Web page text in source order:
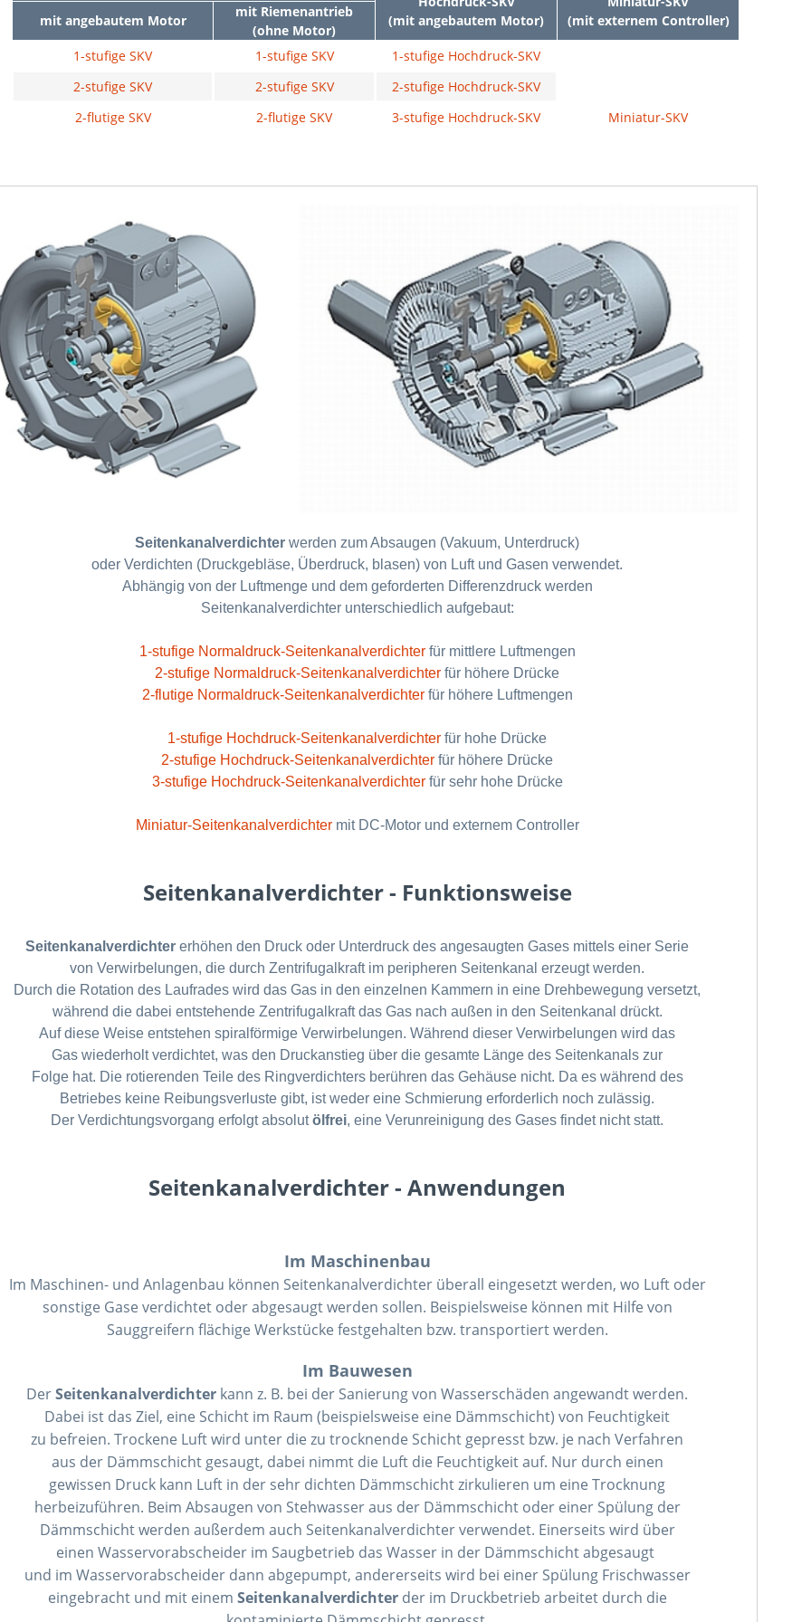
(mit angebautem Motor)
(mit externem Controller)
mit angebautem Motor
mit Riemenantrieb
(ohne Motor)
1-stufige SKV
1-stufige SKV
1-stufige Hochdruck-SKV
2-stufige SKV
2-stufige SKV
2-stufige Hochdruck-SKV
2-flutige SKV
2-flutige SKV 3-stufige Hochdruck-SKV Miniatur-SKV
Seitenkanalverdichter werden zum Absaugen (Vakuum, Unterdruck)
oder Verdichten (Druckgebläse, Überdruck, blasen) von Luft und Gasen verwendet.
Abhängig von der Luftmenge und dem geforderten Differenzdruck werden
Seitenkanalverdichter unterschiedlich aufgebaut:
1-stufige Normaldruck-Seitenkanalverdichter für mittlere Luftmengen
2-stufige Normaldruck-Seitenkanalverdichter für höhere Drücke
2-flutige Normaldruck-Seitenkanalverdichter für höhere Luftmengen
1-stufige Hochdruck-Seitenkanalverdichter für hohe Drücke
2-stufige Hochdruck-Seitenkanalverdichter für höhere Drücke
3-stufige Hochdruck-Seitenkanalverdichter für sehr hohe Drücke
Miniatur-Seitenkanalverdichter mit DC-Motor und externem Controller
Seitenkanalverdichter - Funktionsweise
Seitenkanalverdichter erhöhen den Druck oder Unterdruck des angesaugten Gases mittels einer Serie
von Verwirbelungen, die durch Zentrifugalkraft im peripheren Seitenkanal erzeugt werden.
Durch die Rotation des Laufrades wird das Gas in den einzelnen Kammern in eine Drehbewegung versetzt,
während die dabei entstehende Zentrifugalkraft das Gas nach außen in den Seitenkanal drückt.
Auf diese Weise entstehen spiralförmige Verwirbelungen. Während dieser Verwirbelungen wird das
Gas wiederholt verdichtet, was den Druckanstieg über die gesamte Länge des Seitenkanals zur
Folge hat. Die rotierenden Teile des Ringverdichters berühren das Gehäuse nicht. Da es während des
Betriebes keine Reibungsverluste gibt, ist weder eine Schmierung erforderlich noch zulässig.
Der Verdichtungsvorgang erfolgt absolut ölfrei, eine Verunreinigung des Gases findet nicht statt.
Seitenkanalverdichter - Anwendungen
Im Maschinenbau
Im Maschinen- und Anlagenbau können Seitenkanalverdichter überall eingesetzt werden, wo Luft oder
sonstige Gase verdichtet oder abgesaugt werden sollen. Beispielsweise können mit Hilfe von
Sauggreifern flächige Werkstücke festgehalten bzw. transportiert werden.
Im Bauwesen
DerSeitenkanalverdichter kann z. B. bei der Sanierung von Wasserschäden angewandt werden.
Dabei ist das Ziel, eine Schicht im Raum (beispielsweise eine Dämmschicht) von Feuchtigkeit
zu befreien. Trockene Luft wird unter die zu trocknende Schicht gepresst bzw. je nach Verfahren
aus der Dämmschicht gesaugt, dabei nimmt die Luft die Feuchtigkeit auf. Nur durch einen
gewissen Druck kann Luft in der sehr dichten Dämmschicht zirkulieren um eine Trocknung
herbeizuführen. Beim Absaugen von Stehwasser aus der Dämmschicht oder einer Spülung der
Dämmschicht werden außerdem auch Seitenkanalverdichter verwendet. Einerseits wird über
einen Wasservorabscheider im Saugbetrieb das Wasser in der Dämmschicht abgesaugt
und im Wasservorabscheider dann abgepumpt, andererseits wird bei einer Spülung Frischwasser
eingebracht und mit einem Seitenkanalverdichter der im Druckbetrieb arbeitet durch die